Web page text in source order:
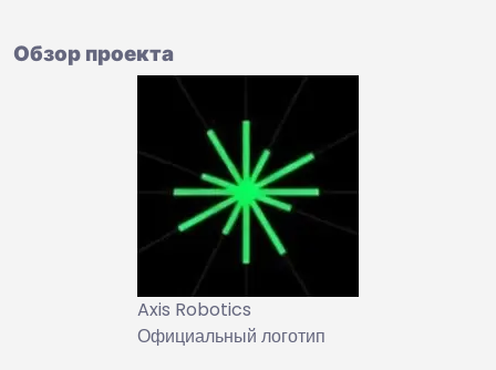
Обзор проекта
Axis Robotics
Официальный логотип